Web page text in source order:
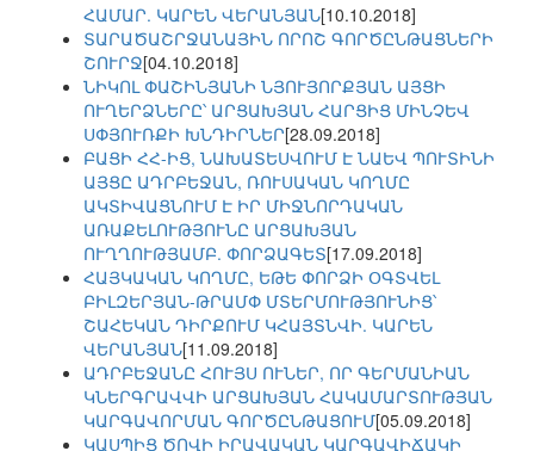
ՀԱՄԱՐ. ԿԱՐԵՆ ՎԵՐԱՆՅԱՆ[10.10.2018]
ՏԱՐԱԾԱՇՐՋԱՆԱՅԻՆ ՈՐՈՇ ԳՈՐԾԸՆԹԱՑՆԵՐԻ
ՇՈՒՐՋ[04.10.2018]
ՆԻԿՈԼ ՓԱՇԻՆՅԱՆԻ ՆՅՈՒՅՈՐՔՅԱՆ ԱՅՑԻ
ՈՒՂԵՐՁՆԵՐԸ՝ ԱՐՑԱԽՅԱՆ ՀԱՐՑԻՑ ՄԻՆՉԵՎ
ՍՓՅՈՒՌՔԻ ԽՆԴԻՐՆԵՐ[28.09.2018]
ԲԱՑԻ ՀՀ-ԻՑ, ՆԱԽԱՏԵՍՎՈՒՄ Է ՆԱԵՎ ՊՈՒՏԻՆԻ
ԱՅՑԸ ԱԴՐԲԵՋԱՆ, ՌՈՒՍԱԿԱՆ ԿՈՂՄԸ
ԱԿՏԻՎԱՑՆՈՒՄ Է ԻՐ ՄԻՋՆՈՐԴԱԿԱՆ
ԱՌԱՔԵԼՈՒԹՅՈՒՆԸ ԱՐՑԱԽՅԱՆ
ՈՒՂՂՈՒԹՅԱՄԲ. ՓՈՐՁԱԳԵՏ[17.09.2018]
ՀԱՅԿԱԿԱՆ ԿՈՂՄԸ, ԵԹԵ ՓՈՐՁԻ ՕԳՏՎԵԼ
ԲԻԼԶԵՐՅԱՆ-ԹՐԱՄՓ ՄՏԵՐՄՈՒԹՅՈՒՆԻՑ՝
ՇԱՀԵԿԱՆ ԴԻՐՔՈՒՄ ԿՀԱՅՏՆՎԻ. ԿԱՐԵՆ
ՎԵՐԱՆՅԱՆ[11.09.2018]
ԱԴՐԲԵՋԱՆԸ ՀՈՒՅՍ ՈՒՆԵՐ, ՈՐ ԳԵՐՄԱՆԻԱՆ
ԿՆԵՐԳՐԱՎՎԻ ԱՐՑԱԽՅԱՆ ՀԱԿԱՄԱՐՏՈՒԹՅԱՆ
ԿԱՐԳԱՎՈՐՄԱՆ ԳՈՐԾԸՆԹԱՑՈՒՄ[05.09.2018]
ԿԱՍՊԻՑ ԾՈՎԻ ԻՐԱՎԱԿԱՆ ԿԱՐԳԱՎԻՃԱԿԻ